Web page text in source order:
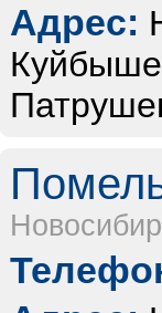
Адрес: